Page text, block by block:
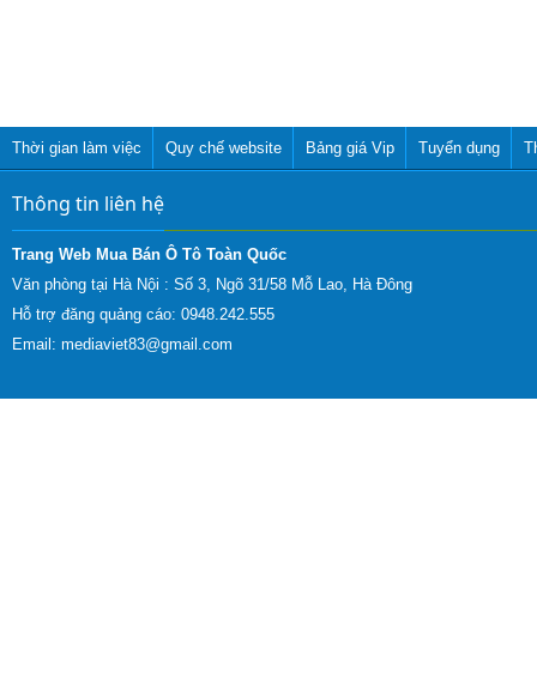
Thời gian làm việc Quy chế website Bảng giá Vip Tuyển dụng
Thông tin liên hệ
Trang Web Mua Bán Ô Tô Toàn Quốc
Văn phòng tại Hà Nội : Số 3, Ngõ 31/58 Mỗ Lao, Hà Đông
Hỗ trợ đăng quảng cáo: 0948.242.555
Email: mediaviet83@gmail.com